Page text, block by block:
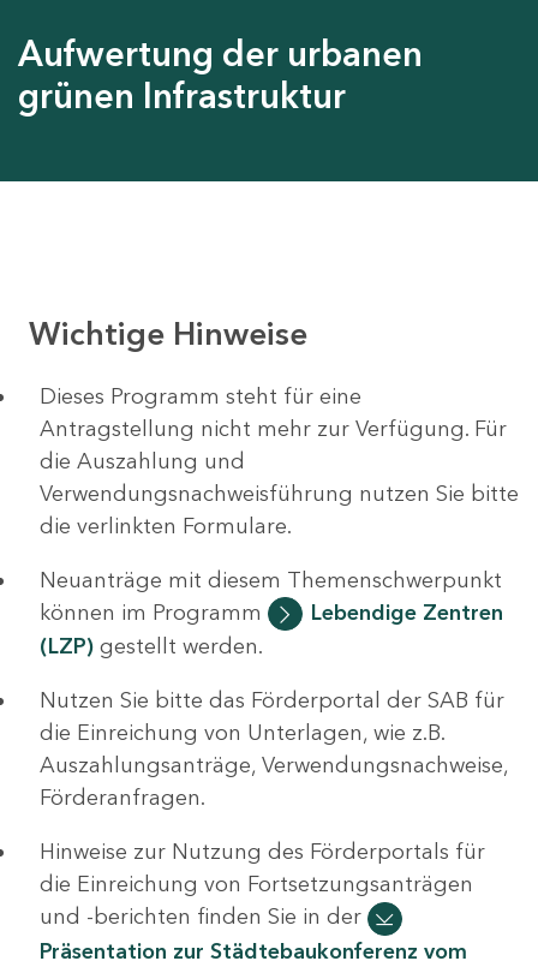
Aufwertung der urbanen
grünen Infrastruktur
Wichtige Hinweise
Dieses Programm steht für eine
Antragstellung nicht mehr zur Verfügung. Für
die Auszahlung und
Verwendungsnachweisführung nutzen Sie bitte
die verlinkten Formulare.
Neuanträge mit diesem Themenschwerpunkt
können im Programm
Lebendige Zentren
(LZP) gestellt werden.
Nutzen Sie bitte das Förderportal der SAB für
die Einreichung von Unterlagen, wie z.B.
Auszahlungsanträge, Verwendungsnachweise,
Förderanfragen.
Hinweise zur Nutzung des Förderportals für
die Einreichung von Fortsetzungsanträgen
und -berichten finden Sie in der
Präsentation zur Städtebaukonferenz vom